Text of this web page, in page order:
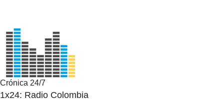
Crónica 24/7
1x24: Radio Colombia